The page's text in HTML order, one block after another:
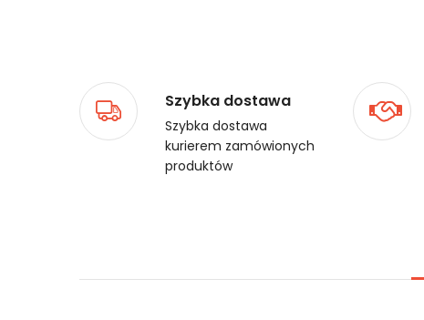
Szybka dostawa
Szybka dostawa
kurierem zamówionych
produktów